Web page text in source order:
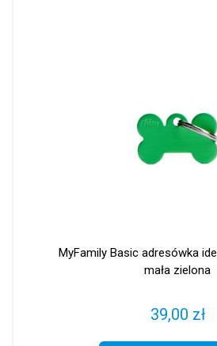
MyFamily Basic adresówka
mała zielona
39,00 zł